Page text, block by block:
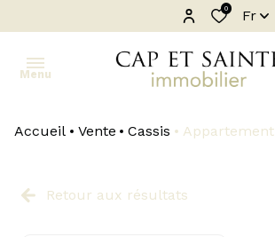
0 Fr
Menu
ventes
Accueil Vente Cassis Appartement
Retour aux résultats